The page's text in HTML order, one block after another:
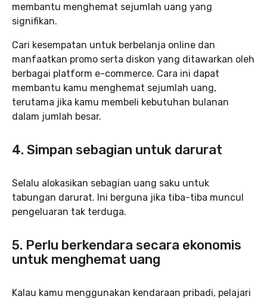
membantu menghemat sejumlah uang yang
signifikan.
Cari kesempatan untuk berbelanja online dan
manfaatkan promo serta diskon yang ditawarkan oleh
berbagai platform e-commerce. Cara ini dapat
membantu kamu menghemat sejumlah uang,
terutama jika kamu membeli kebutuhan bulanan
dalam jumlah besar.
4. Simpan sebagian untuk darurat
Selalu alokasikan sebagian uang saku untuk
tabungan darurat. Ini berguna jika tiba-tiba muncul
pengeluaran tak terduga.
5. Perlu berkendara secara ekonomis
untuk menghemat uang
Kalau kamu menggunakan kendaraan pribadi, pelajari